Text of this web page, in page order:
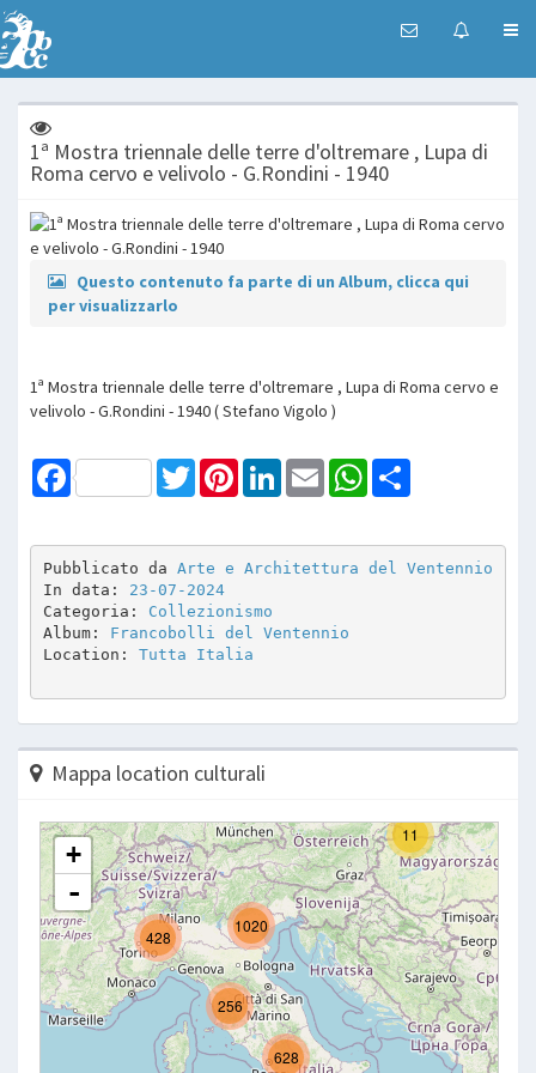
1ª Mostra triennale delle terre d'oltremare , Lupa di
Roma cervo e velivolo - G.Rondini - 1940
Questo contenuto fa parte di un Album, clicca qui
per visualizzarlo
1ª Mostra triennale delle terre d'oltremare , Lupa di Roma cervo e
velivolo - G.Rondini - 1940 ( Stefano Vigolo )
Facebook TwitterPinterestLinkedInEmail WhatsApp
Pubblicato da Arte e Architettura del Ventennio
In data: 23-07-2024
Categoria: Collezionismo
Album: Francobolli del Ventennio
Location: Tutta Italia
Mappa location culturali